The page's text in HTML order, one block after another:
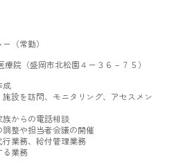
（常勤）
療院（盛岡市北松園４ー３６－７５）
成
設を訪問、モニタリング、アセスメン
からの電話相談
整や担当者会議の開催
業務、給付管理業務
る業務